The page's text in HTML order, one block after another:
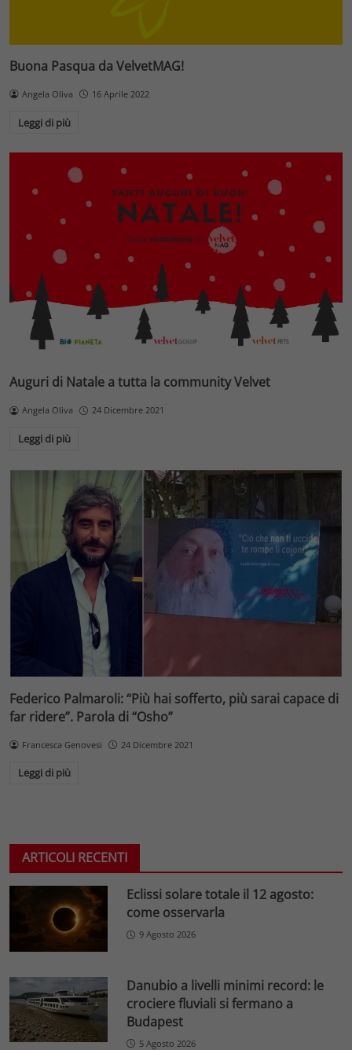
Buona Pasqua da VelvetMAG!
Angela Oliva 16 Aprile 2022
Leggi di più
Auguri di Natale a tutta la community Velvet
Angela Oliva 24 Dicembre 2021
Leggi di più
Federico Palmaroli: “Più hai sofferto, più sarai capace di
far ridere”. Parola di “Osho”
Francesca Genovesi 24 Dicembre 2021
Leggi di più
ARTICOLI RECENTI
Eclissi solare totale il 12 agosto:
come osservarla
9 Agosto 2026
Danubio a livelli minimi record: le
crociere fluviali si fermano a
Budapest
5 Agosto 2026